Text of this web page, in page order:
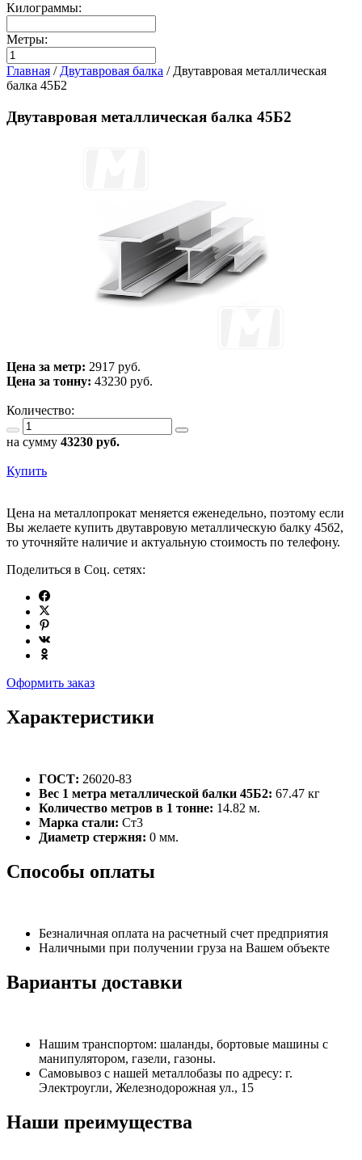
Килограммы:
Метры:
Главная / Двутавровая балка / Двутавровая металлическая
балка 45Б2
Двутавровая металлическая балка 45Б2
Цена за метр: 2917 руб.
Цена за тонну: 43230 руб.
Количество:
на сумму 43230 руб.
Купить
Цена на металлопрокат меняется еженедельно, поэтому если
Вы желаете купить двутавровую металлическую балку 45б2,
то уточняйте наличие и актуальную стоимость по телефону.
Поделиться в Соц. сетях:
Оформить заказ
Характеристики
ГОСТ: 26020-83
Вес 1 метра металлической балки 45Б2: 67.47 кг
Количество метров в 1 тонне: 14.82 м.
Марка стали: Ст3
Диаметр стержня: 0 мм.
Способы оплаты
Безналичная оплата на расчетный счет предприятия
Наличными при получении груза на Вашем объекте
Варианты доставки
Нашим транспортом: шаланды, бортовые машины с
манипулятором, газели, газоны.
Самовывоз с нашей металлобазы по адресу: г.
Электроугли, Железнодорожная ул., 15
Наши преимущества